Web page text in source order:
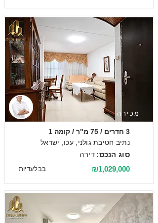
מכירה
3 חדרים / 75 מ"ר / קומה 1
נתיב חטיבת גולני, עכו, ישראל
דירה סוג הנכס:
בבלעדיות ₪1,029,000